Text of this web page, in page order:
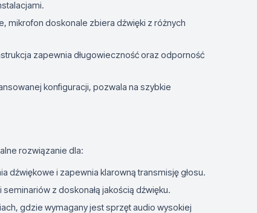
mikrofon doskonale zbiera dźwięki z różnych
zapewnia długowieczność oraz odporność
konfiguracji, pozwala na szybkie
rozwiązanie dla:
dźwiękowe i zapewnia klarowną transmisję głosu.
seminariów z doskonałą jakością dźwięku.
gdzie wymagany jest sprzęt audio wysokiej